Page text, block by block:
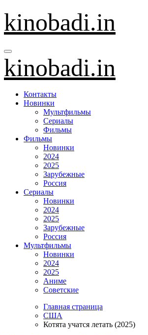
Перейти
содержанию
kinobadi.in
kinobadi.in
Контакты
Новинки
Мультфильмы
Сериалы
Фильмы
Фильмы
Новинки
2024
2025
Зарубежные
Россия
Сериалы
Новинки
2024
2025
Зарубежные
Россия
Мультфильмы
Новинки
2024
2025
Аниме
Советские
Главная страница
США
Котята учатся летать (2025)